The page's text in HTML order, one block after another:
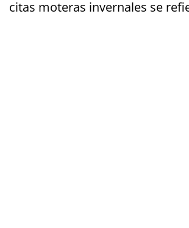
citas moteras invernales se